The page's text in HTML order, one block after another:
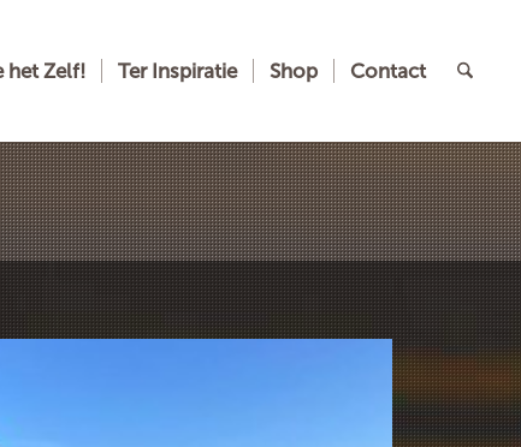
het Zelf! Ter Inspiratie Shop Contact